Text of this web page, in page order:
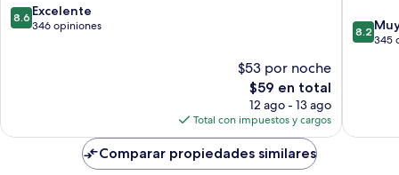
8.6
de
8.6 Excelente
346 opiniones
$53 por noche
El
precio
actual
es
de
$59
$59 en total
12 ago - 13 ago
Total con impuestos y cargos
8.2
de
8.2
345
Comparar propiedades similares